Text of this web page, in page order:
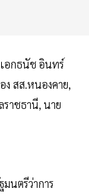
อกธนัช อินทร์
สส.หนองคาย,
าชธานี, นาย
มนตรีว่าการ